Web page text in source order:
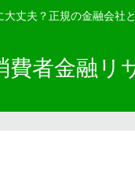
丈夫？正規の金融会社
費者金融リ